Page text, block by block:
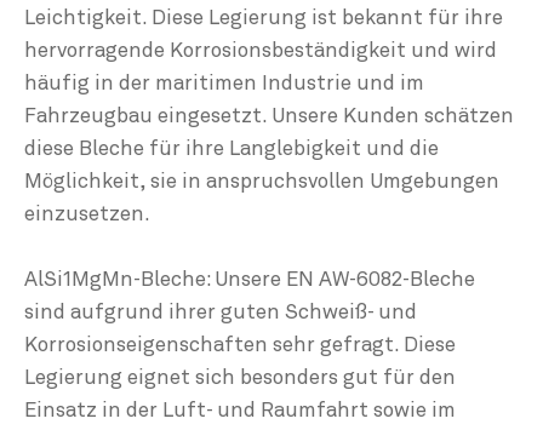
Leichtigkeit. Diese Legierung ist bekannt für ihre
hervorragende Korrosionsbeständigkeit und wird
häufig in der maritimen Industrie und im
Fahrzeugbau eingesetzt. Unsere Kunden schätzen
diese Bleche für ihre Langlebigkeit und die
Möglichkeit, sie in anspruchsvollen Umgebungen
einzusetzen.
AlSi1MgMn-Bleche: Unsere EN AW-6082-Bleche
sind aufgrund ihrer guten Schweiß- und
Korrosionseigenschaften sehr gefragt. Diese
Legierung eignet sich besonders gut für den
Einsatz in der Luft- und Raumfahrt sowie im